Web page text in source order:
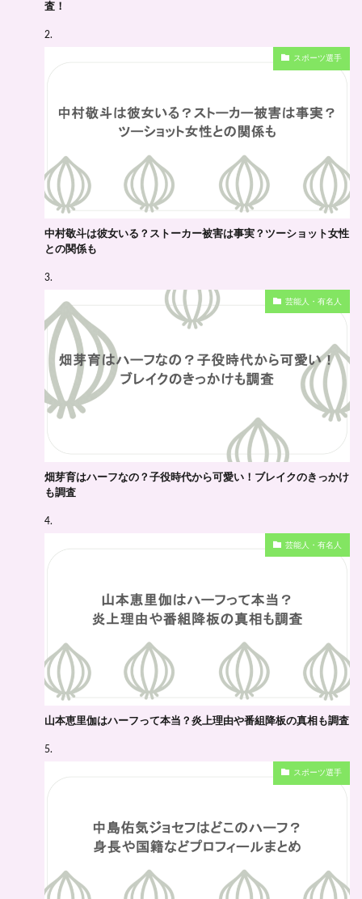
査！
スポーツ選手
中村敬斗は彼女いる？ストーカー被害は事実？ツーショット女性
との関係も
芸能人・有名人
畑芽育はハーフなの？子役時代から可愛い！ブレイクのきっかけ
も調査
芸能人・有名人
山本恵里伽はハーフって本当？炎上理由や番組降板の真相も調査
スポーツ選手